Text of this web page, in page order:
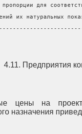
пропорции для
их
4.11. Предприятия
цены на
назначения